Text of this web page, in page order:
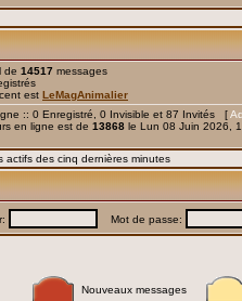
de 14517 messages
est LeMagAnimalier
:: 0 Enregistré, 0 Invisible et 87 Invités [
en ligne est de 13868 le Lun 08 Juin 2026,
actifs des cinq dernières minutes
Mot de passe:
Nouveaux messages